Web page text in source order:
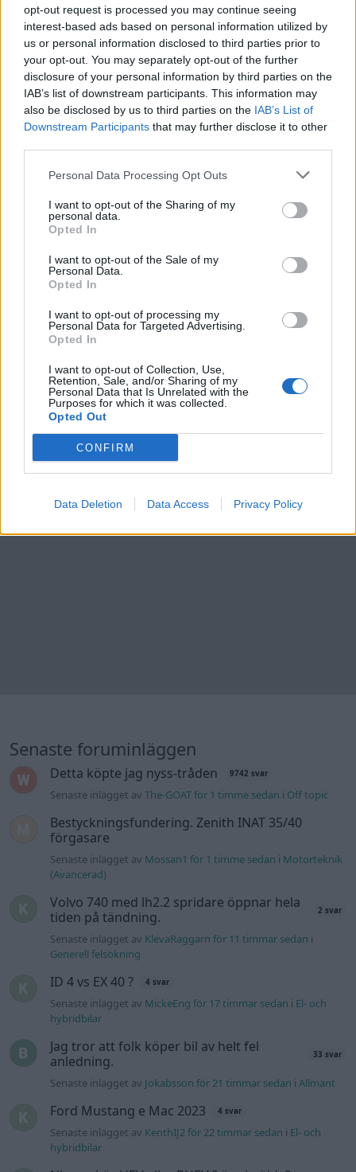
opt-out request is processed you may continue seeing
interest-based ads based on personal information utilized by
us or personal information disclosed to third parties prior to
your opt-out. You may separately opt-out of the further
disclosure of your personal information by third parties on the
IAB’s list of downstream participants. This information may
also be disclosed by us to third parties on the IAB’s List of
Downstream Participants that may further disclose it to other
Personal Data Processing Opt Outs
I want to opt-out of the Sharing of my
personal data.
Opted In
I want to opt-out of the Sale of my
Personal Data.
Opted In
I want to opt-out of processing my
Personal Data for Targeted Advertising.
Opted In
I want to opt-out of Collection, Use,
Retention, Sale, and/or Sharing of my
Personal Data that Is Unrelated with the
Purposes for which it was collected.
Opted Out
CONFIRM
Data Deletion Data Access Privacy Policy
Mitsubishi evo 8"stroker 2.2 jrm
mytoy"(2004)
mytoy
17 115 visningar 11 kommentarer
28
6 jan. 17
Nissan Skyline R33"B230 Turbo"
(1993)
34 473 visningar9 kommentarer
Sutalainen
Danne_t5
68 034 visningar159 kommentarer
180
20 nov. 17
Senaste foruminläggen
Senaste inlägget av MickeEng för 17 timmar sedan
hybridbilar
Jag tror att folk köper bil av helt fel
anledning.
Senaste inlägget av Jokabsson för 21 timmar sedaniAllmänt
Senaste inlägget avKenthIJ2 för 22 timmar sedan
El- och
hybridbilar
Ni som kör HEV eller PHEV ? är ni nöjda?
Senaste inlägget av kaykay Igår 07:23
244 motorbyte till d5252t
Senaste inlägget av
(Avancerad)
Passat -13 2.0tdi DSG Växellåda bråkar
Senaste inlägget avThe-GOAT torsdag 20:54
felsökning
Man man ha mindre ström till
Motorvärmare?